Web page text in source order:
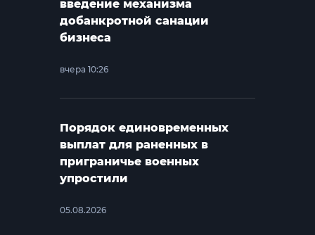
введение механизма
добанкротной санации
бизнеса
вчера 10:26
Порядок единовременных
выплат для раненных в
приграничье военных
упростили
05.08.2026